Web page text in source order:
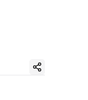
Copiar enlace